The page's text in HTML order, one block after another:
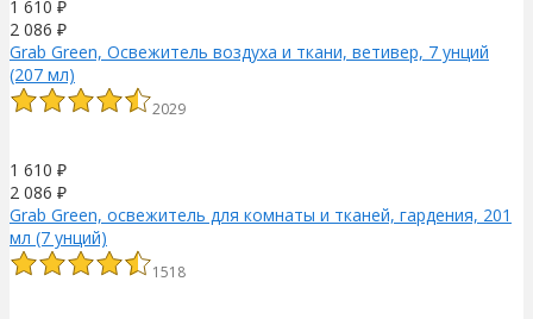
1 610 ₽
2 086 ₽
Grab Green, Освежитель воздуха и ткани, ветивер, 7 унций
(207 мл)
2029
1 610 ₽
2 086 ₽
Grab Green, освежитель для комнаты и тканей, гардения, 201
мл (7 унций)
1518